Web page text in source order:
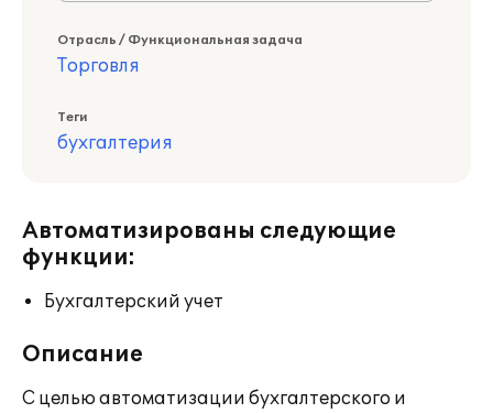
Отрасль / Функциональная задача
Торговля
Теги
бухгалтерия
Автоматизированы следующие
функции:
Бухгалтерский учет
Описание
С целью автоматизации бухгалтерского и